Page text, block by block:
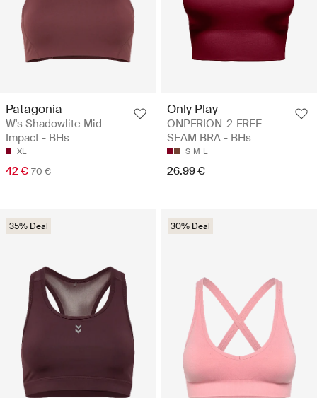
Patagonia
W's Shadowlite Mid
Impact - BHs
XL
42 € 70 €
Only Play
ONPFRION-2-FREE
SEAM BRA - BHs
S M L
26.99 €
35% Deal 30% Deal